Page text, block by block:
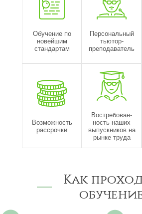
Обучение по
новейшим
стандартам
Персональный
тьютор-
преподаватель
Возможность
рассрочки
Востребован-
ность наших
выпускников на
рынке труда
Как